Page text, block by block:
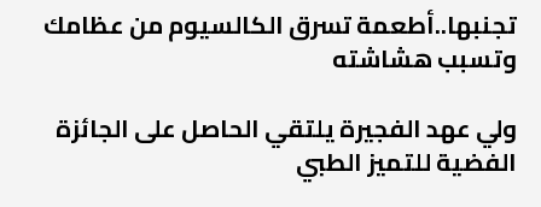
تجنبها..أطعمة تسرق الكالسيوم من عظامك
وتسبب هشاشته
ولي عهد الفجيرة يلتقي الحاصل على الجائزة
الفضية للتميز الطبي